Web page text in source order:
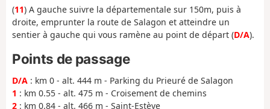
(11) A gauche suivre la départementale sur 150m, puis à
droite, emprunter la route de Salagon et atteindre un
sentier à gauche qui vous ramène au point de départ (D/A).
Points de passage
D/A : km 0 - alt. 444 m - Parking du Prieuré de Salagon
1 : km 0.55 - alt. 475 m - Croisement de chemins
2 : km 0.84 - alt. 466 m - Saint-Estève